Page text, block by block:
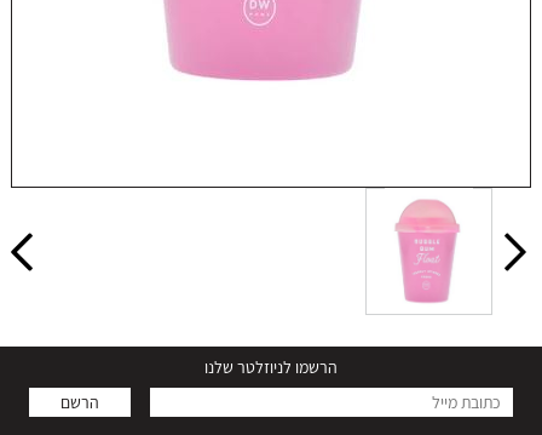
נר ריחני - Bubble Gum Float
הרשמו לניוזלטר שלנו
הרשם